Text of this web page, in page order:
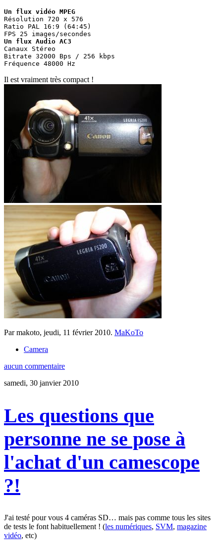
Un flux vidéo MPEG
Résolution 720 x 576
Ratio PAL 16:9 (64:45)
Un flux Audio AC3
Canaux Stéreo
Bitrate 32000 Bps / 256 kbps
Fréquence 48000 Hz
Il est vraiment très compact !
Par makoto, jeudi, 11 février 2010. MaKoTo
Camera
aucun commentaire
samedi, 30 janvier 2010
Les questions que
personne ne se pose à
l'achat d'un camescope
?!
J'ai testé pour vous 4 caméras SD… mais pas comme tous les sites
de tests le font habituellement ! (les numériques, SVM, magazine
vidéo, etc)